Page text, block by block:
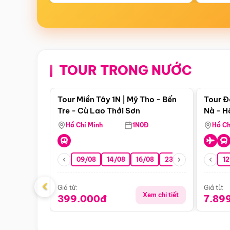
TOUR TRONG NƯỚC
Điểm nổi bật
Tour Miền Tây 1N | Mỹ Tho - Bến
Tre - Cù Lao Thới Sơn
Hồ Chí Minh 1N0Đ
09/08 14/08 16/08 23/08 30/08
Giá từ:
399.000đ Xem chi tiết
Tour
Nà -
Nha
Hồ
Giá từ:
‹